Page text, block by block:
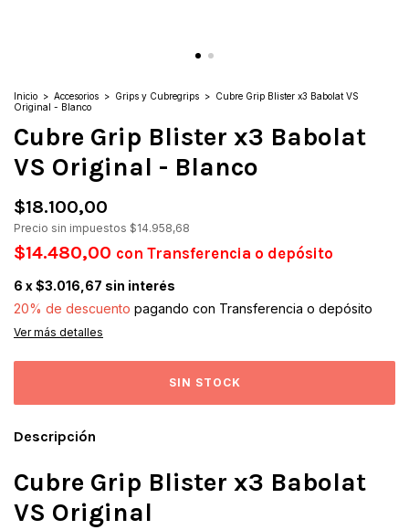
Inicio > Accesorios > Grips y Cubregrips > Cubre Grip Blister x3 Babolat VS
Original - Blanco
Cubre Grip Blister x3 Babolat
VS Original - Blanco
$18.100,00
Precio sin impuestos $14.958,68
$14.480,00 con Transferencia o depósito
6 x$3.016,67 sin interés
20% de descuento pagando con Transferencia o depósito
Ver más detalles
Descripción
Cubre Grip Blister x3 Babolat
VS Original